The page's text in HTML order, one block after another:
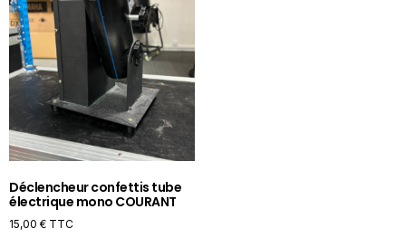
Déclencheur confettis tube
électrique mono COURANT
15,00 € TTC